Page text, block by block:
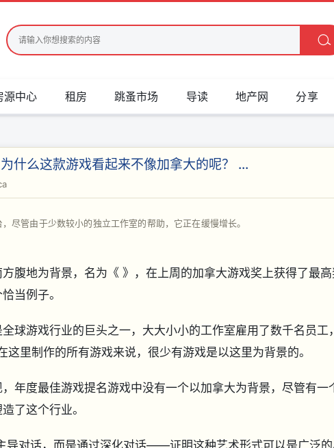
源中心 租房 跳蚤市场 导读 地产网 分享
什么这款游戏看起来不像加拿大的呢？ ...
尽管由于少数较小的独立工作室的帮助，它正在缓慢增长。
腹地为背景，名为《 》，在上周的加拿大游戏奖上获得了最高
当例子。
球游戏行业的巨头之一，大大小小的工作室雇用了数千名员工，
里制作的所有游戏来说，很少有游戏是以这里为背景的。
年度最佳游戏提名游戏中没有一个以加拿大为背景，尽管有一
了这个行业。
导对话，而是通过深化对话——证明这种艺术形式可以是广泛的